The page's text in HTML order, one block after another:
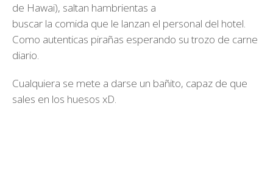
de Hawai), saltan hambrientas a
buscar la comida que le lanzan el personal del hotel.
Como autenticas pirañas esperando su trozo de carne
diario.
Cualquiera se mete a darse un bañito, capaz de que
sales en los huesos xD.